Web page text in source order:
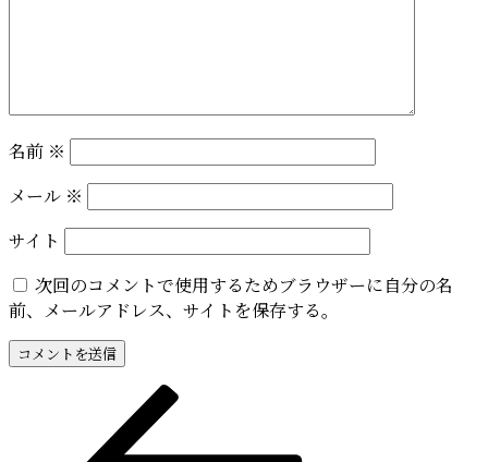
名前 ※
メール ※
サイト
次回のコメントで使用するためブラウザーに自分の名
前、メールアドレス、サイトを保存する。